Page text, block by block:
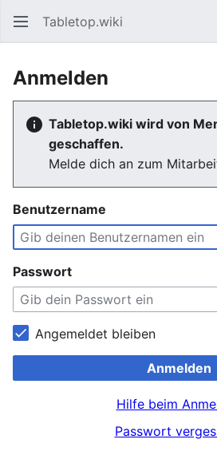
Tabletop.wiki
Anmelden
Tabletop.wiki wird von
geschaffen.
Melde dich an zum
Benutzername
Passwort
Angemeldet bleiben
Anmelden
Hilfe beim
Passwort